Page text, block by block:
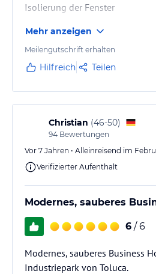
Isolierung der Fenster
Mehr anzeigen
Meilengutschrift erhalten
Hilfreich Teilen
Christian (46-50)
94 Bewertungen
Vor 7 Jahren • Alleinreisend im
Verifizierter Aufenthalt
Modernes, sauberes
6 / 6
Modernes, sauberes Business
Industriepark von Toluca.